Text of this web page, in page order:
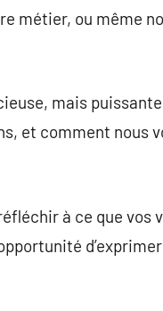
métier, ou même
mais
et comment nous
à ce que vos